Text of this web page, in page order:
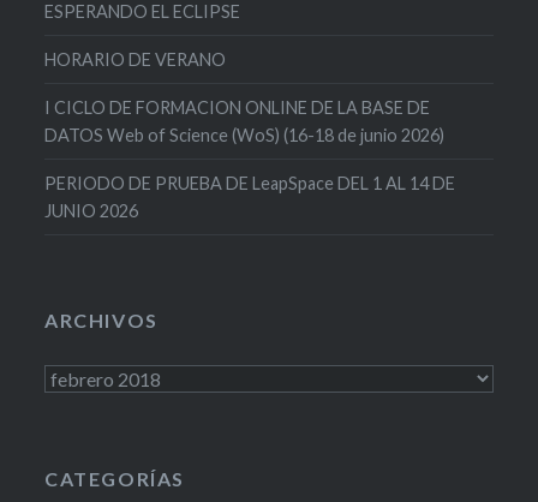
ESPERANDO EL ECLIPSE
HORARIO DE VERANO
I CICLO DE FORMACION ONLINE DE LA BASE DE
DATOS Web of Science (WoS) (16-18 de junio 2026)
PERIODO DE PRUEBA DE LeapSpace DEL 1 AL 14 DE
JUNIO 2026
ARCHIVOS
Archivos
CATEGORÍAS